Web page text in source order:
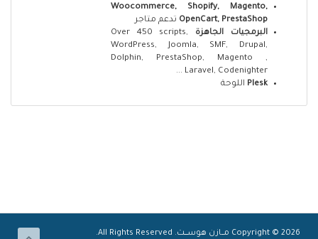
Woocommerce, Shopify, Magento,
OpenCart, PrestaShop تدعم متاجر
البرمجيات الجاهزة
Over 450 scripts,
WordPress, Joomla, SMF, Drupal,
Dolphin, PrestaShop, Magento ,
Laravel, Codenighter ...
Plesk اللوحة
Copyright © 2026 مـــازن هوســــت. All Rights Reserved.